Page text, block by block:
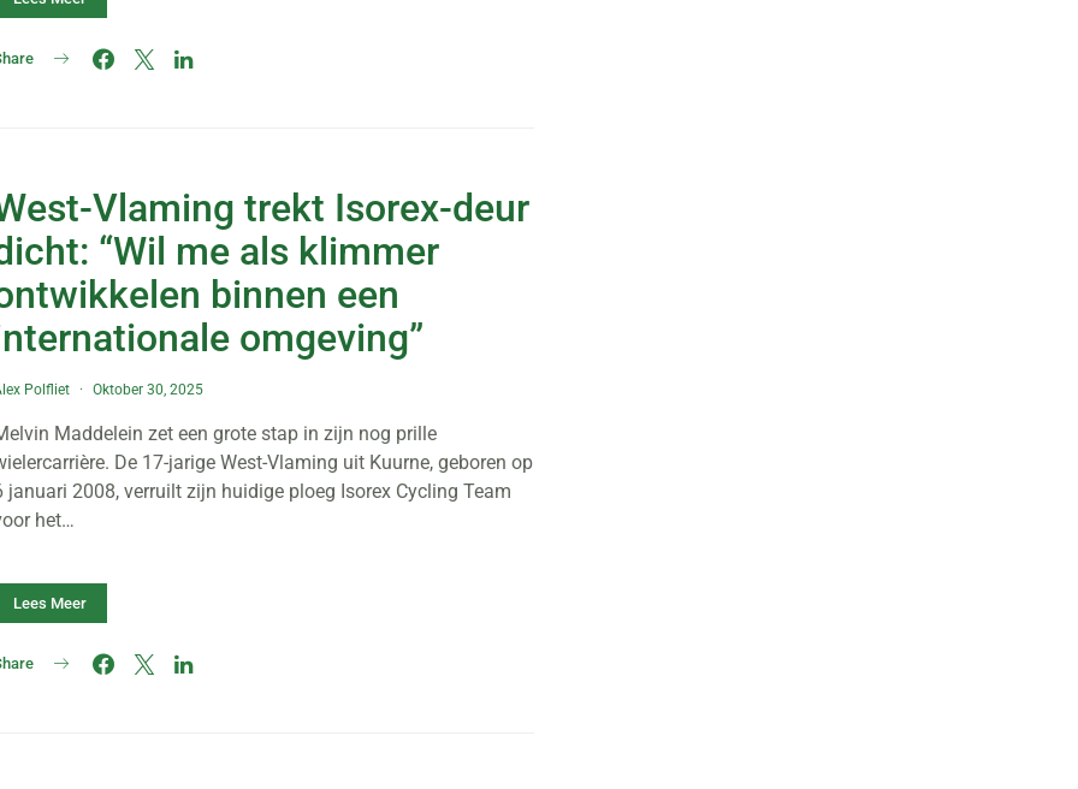
Vlaming trekt Isorex-deur
“Wil me als klimmer
binnen een
omgeving”
Polfliet Oktober 30, 2025
Maddelein zet een grote stap in zijn nog prille
De 17-jarige West-Vlaming uit Kuurne, geboren op
januari 2008, verruilt zijn huidige ploeg Isorex Cycling Team
het…
Lees Meer